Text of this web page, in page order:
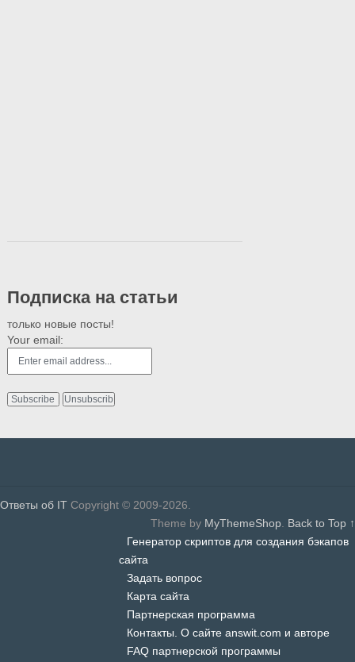
Подписка на статьи
только новые посты!
Your email:
Ответы об IT Copyright © 2009-2026.
Theme by MyThemeShop Back to Top ↑
Генератор скриптов для создания бэкапов
сайта
Задать вопрос
Карта сайта
Партнерская программа
Контакты. О сайте answit.com и авторе
FAQ партнерской программы